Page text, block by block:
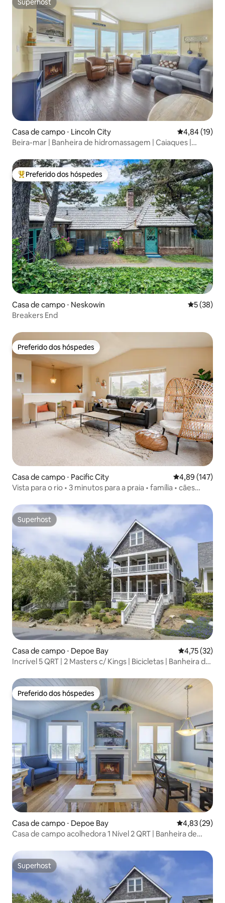
Superhost
Casa de campo ⋅ Lincoln City 4,84 de uma
4,84 (19)
Beira-mar | Banheira de hidromassagem | Caiaques |
Entre os melhores preferidos dos hóspedes
Preferido dos hóspedes
Casa de campo ⋅ Neskowin 5 de uma
5 (38)
Breakers End
Preferido dos hóspedes
Preferido dos hóspedes
Casa de campo ⋅ Pacific City 4,89 de uma
4,89 (147)
Vista para o rio • 3 minutos para a praia • família • cães
Superhost
Superhost
Casa de campo ⋅ Depoe Bay 4,75 de uma
4,75 (32)
Incrível 5 QRT | 2 Masters c/ Kings | Bicicletas | Banheira de
Preferido dos hóspedes
Preferido dos hóspedes
Casa de campo ⋅ Depoe Bay 4,83 de uma
4,83 (29)
Casa de campo acolhedora 1 Nível 2 QRT | Banheira de
Superhost
Superhost